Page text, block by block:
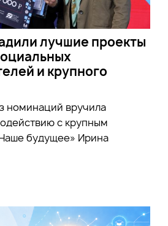
лучшие проекты
и крупного
номинаций вручила
с крупным
будущее» Ирина